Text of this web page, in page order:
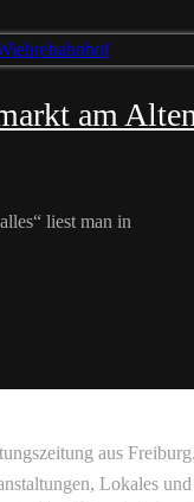
am
liest man in
aus
Lokales und